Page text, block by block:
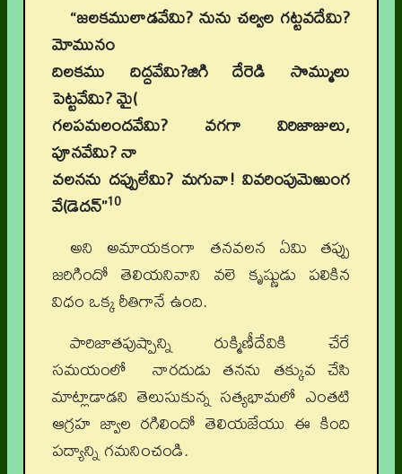
“జలకములాడవేమి? నును చల్వల గట్టవదేమి?
మోమునం
దిలకము దిద్దవేమి?జిగి దేరెడి సొమ్ములు
పెట్టవేమి? మై(
గలపమలందవేమి? వగగా విరిజాజులు,
పూనవేమి? నా
వలనను దప్పులేమి? మగువా! వివరింపుమెఱుంగ
వే(డెదన్”10
అని అమాయకంగా తనవలన ఏమి తప్పు
జరిగిందో తెలియనివాని వలె కృష్ణుడు పలికిన
విధం ఒక్క రీతిగానే ఉంది.
పారిజాతపుష్పాన్ని రుక్మిణీదేవికి చేరే
సమయంలో నారదుడు తనను తక్కువ చేసి
మాట్లాడాడని తెలుసుకున్న సత్యభామలో ఎంతటి
ఆగ్రహ జ్వాల రగిలిందో తెలియజేయు ఈ కింది
పద్యాన్ని గమనించండి.